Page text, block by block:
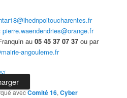
pierre.waendendries@orange.fr
au 05 45 37 07 37ou par
angouleme.fr
avecComité 16,Cyber